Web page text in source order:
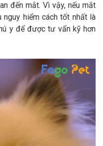
đến mắt. Vì vậy, nếu mắt
nguy hiểm cách tốt nhất là
y để được tư vấn kỹ hơn